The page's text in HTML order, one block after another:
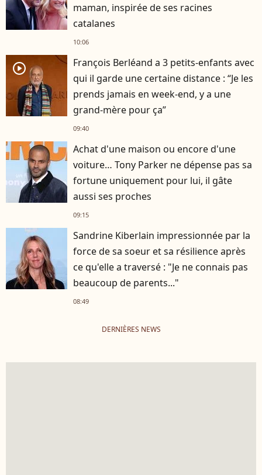
maman, inspirée de ses racines
catalanes
10:06
player2
François Berléand a 3 petits-enfants avec
qui il garde une certaine distance : “Je les
prends jamais en week-end, y a une
grand-mère pour ça”
09:40
Achat d'une maison ou encore d'une
voiture… Tony Parker ne dépense pas sa
fortune uniquement pour lui, il gâte
aussi ses proches
09:15
Sandrine Kiberlain impressionnée par la
force de sa soeur et sa résilience après
ce qu'elle a traversé : "Je ne connais pas
beaucoup de parents..."
08:49
DERNIÈRES NEWS